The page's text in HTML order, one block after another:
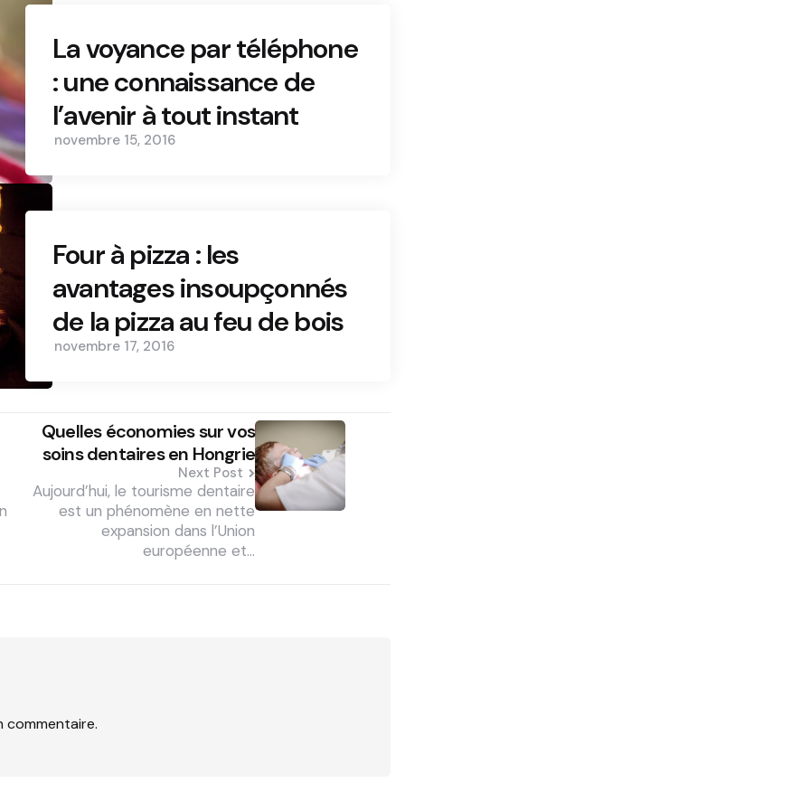
La voyance par téléphone
: une connaissance de
l’avenir à tout instant
novembre 15, 2016
Four à pizza : les
avantages insoupçonnés
de la pizza au feu de bois
novembre 17, 2016
Quelles économies sur vos
soins dentaires en Hongrie
Next Post
Aujourd’hui, le tourisme dentaire
est un phénomène en nette
expansion dans l’Union
européenne et…
commentaire.